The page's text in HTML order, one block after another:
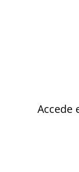
Accede